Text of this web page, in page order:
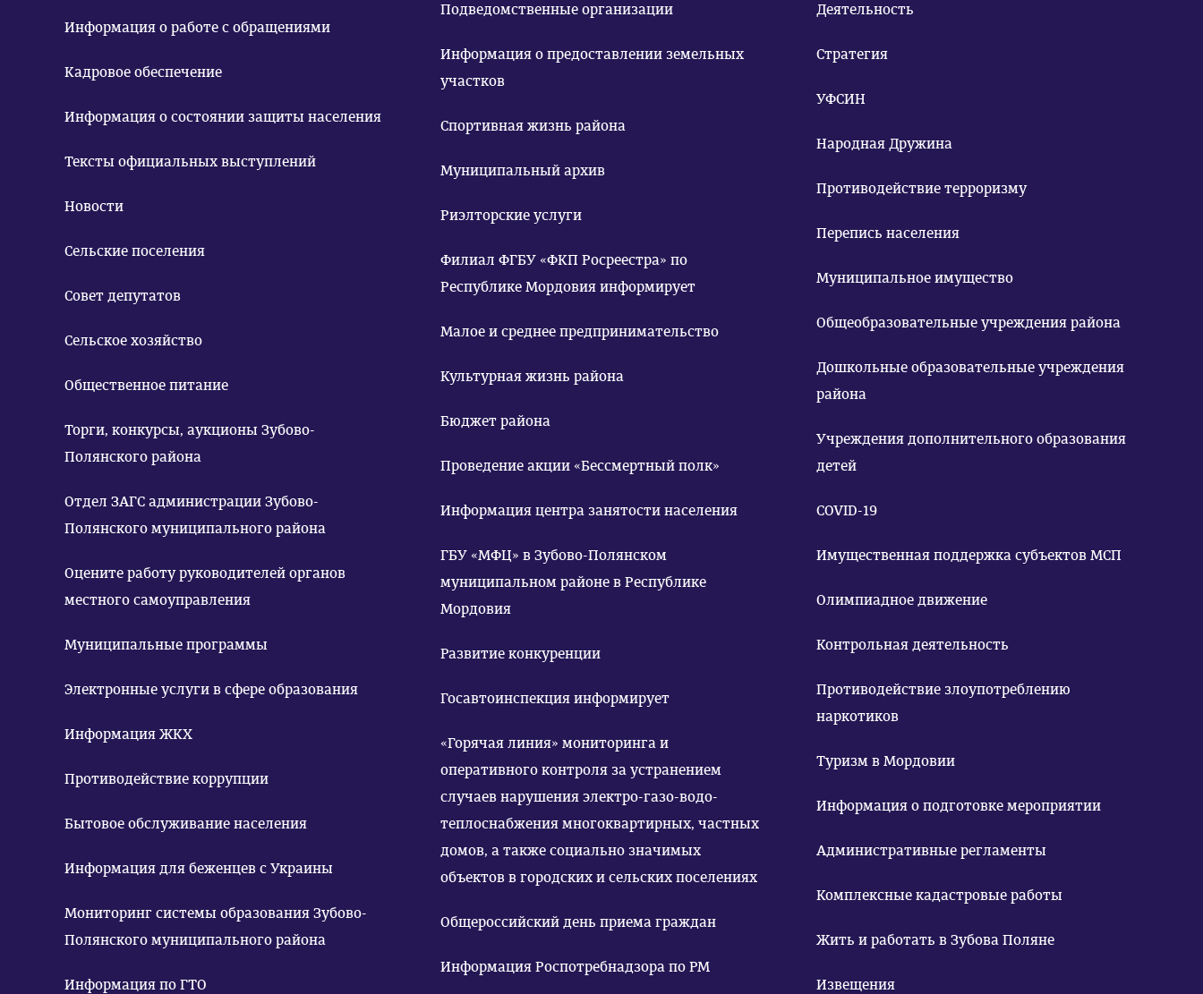
Информация о работе с обращениями
Кадровое обеспечение
Информация о состоянии защиты населения
Тексты официальных выступлений
Новости
Сельские поселения
Совет депутатов
Сельское хозяйство
Общественное питание
Торги, конкурсы, аукционы Зубово-
Полянского района
Отдел ЗАГС администрации Зубово-
Полянского муниципального района
Оцените работу руководителей органов
местного самоуправления
Муниципальные программы
Электронные услуги в сфере образования
Информация ЖКХ
Противодействие коррупции
Бытовое обслуживание населения
Информация для беженцев с Украины
Мониторинг системы образования Зубово-
Полянского муниципального района
Информация по ГТО
Подведомственные организации
Информация о предоставлении земельных
участков
Спортивная жизнь района
Муниципальный архив
Риэлторские услуги
Филиал ФГБУ «ФКП Росреестра» по
Республике Мордовия информирует
Малое и среднее предпринимательство
Культурная жизнь района
Бюджет района
Проведение акции «Бессмертный полк»
Информация центра занятости населения
ГБУ «МФЦ» в Зубово-Полянском
муниципальном районе в Республике
Мордовия
Развитие конкуренции
Госавтоинспекция информирует
«Горячая линия» мониторинга и
оперативного контроля за устранением
случаев нарушения электро-газо-водо-
теплоснабжения многоквартирных, частных
домов, а также социально значимых
объектов в городских и сельских поселениях
Общероссийский день приема граждан
Информация Роспотребнадзора по РМ
Деятельность
Стратегия
УФСИН
Народная Дружина
Противодействие терроризму
Перепись населения
Муниципальное имущество
Общеобразовательные учреждения района
Дошкольные образовательные учреждения
района
Учреждения дополнительного образования
детей
COVID-19
Имущественная поддержка субъектов МСП
Олимпиадное движение
Контрольная деятельность
Противодействие злоупотреблению
наркотиков
Туризм в Мордовии
Информация о подготовке мероприятии
Административные регламенты
Комплексные кадастровые работы
Жить и работать в Зубова Поляне
Извещения